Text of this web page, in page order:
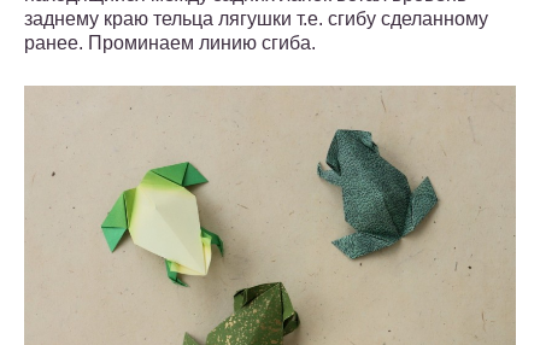
заднему краю тельца лягушки т.е. сгибу сделанному
ранее. Проминаем линию сгиба.